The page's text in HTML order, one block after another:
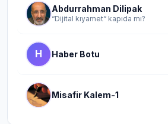
Abdurrahman Dilipak
“Dijital kıyamet“ kapıda mı?
H Haber Botu
Misafir Kalem-1